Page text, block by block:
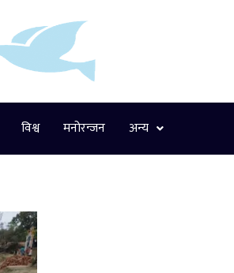
विश्व मनोरन्जन अन्य